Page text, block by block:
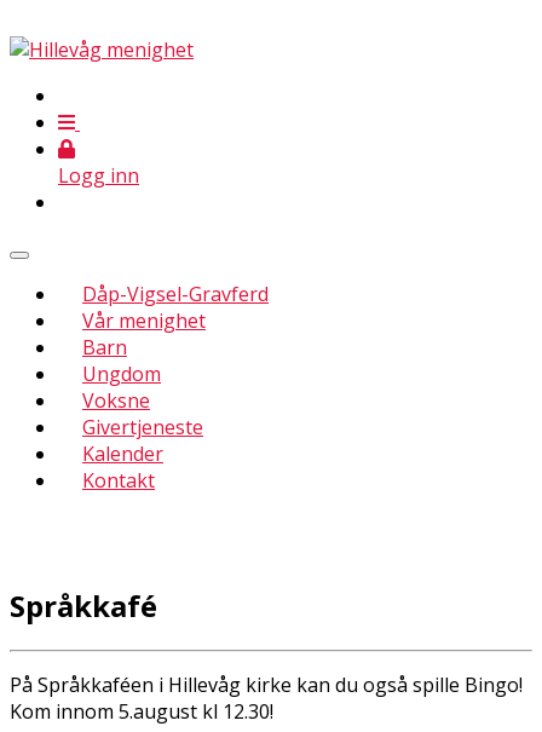
Logg inn
Dåp-Vigsel-Gravferd
Vår menighet
Barn
Ungdom
Voksne
Givertjeneste
Kalender
Kontakt
Språkkafé
På Språkkaféen i Hillevåg kirke kan du også spille Bingo!
Kom innom 5.august kl 12.30!